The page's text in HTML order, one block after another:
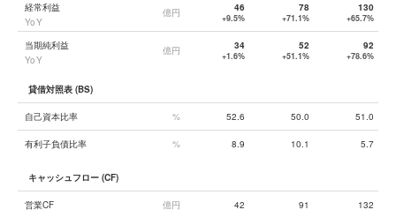
経常利益
YoY
億円 46
+9.5%
78
+71.1%
130
+65.7%
当期純利益
YoY
億円 34
+1.6%
52
+51.1%
92
+78.6%
貸借対照表 (BS)
自己資本比率 % 52.6 50.0 51.0
有利子負債比率 % 8.9 10.1 5.7
キャッシュフロー (CF)
営業CF 億円 42 91 132